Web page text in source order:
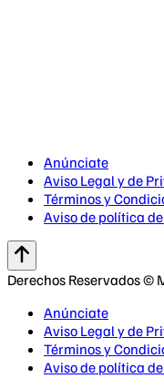
Anúnciate
Aviso Legal y de
Términos y
Aviso de política
Derechos Reservados ©
Anúnciate
Aviso Legal y de
Términos y
Aviso de política